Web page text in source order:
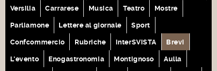
Versilia Carrarese Musica Teatro Mostre
Parliamone Lettere al giornale Sport
Confcommercio Rubriche interSVISTA Brevi
L'evento Enogastronomia Montignoso Aulla